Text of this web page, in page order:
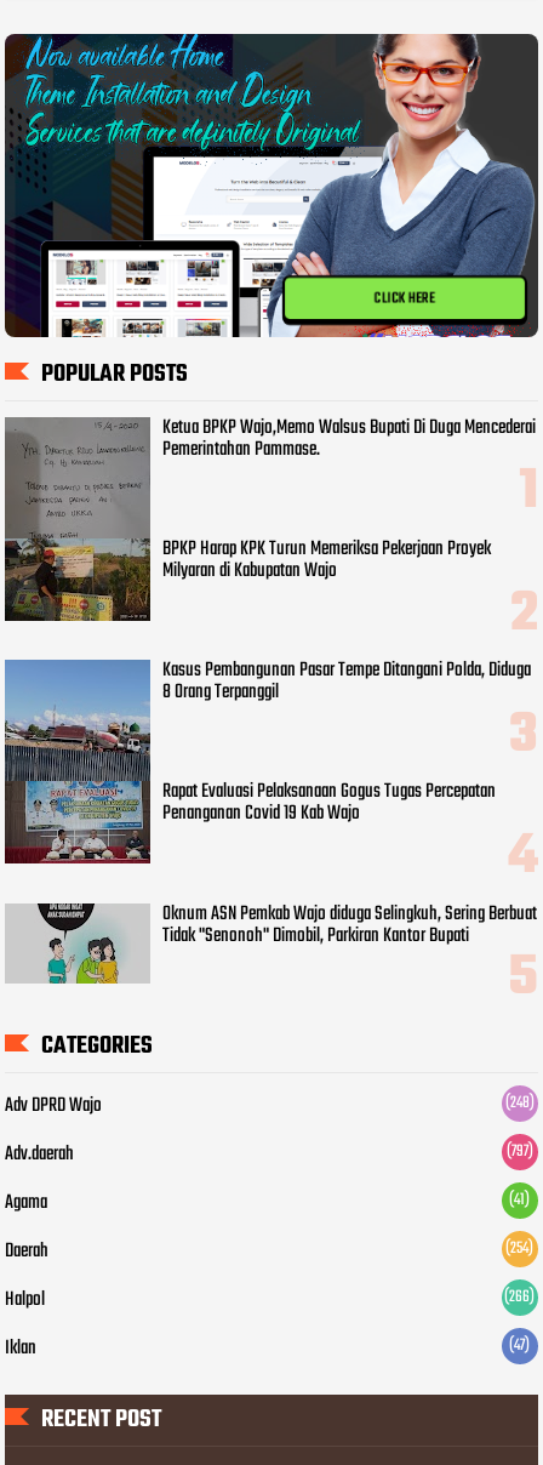
CLICK HERE
POPULAR POSTS
Ketua BPKP Wajo,Memo Walsus Bupati Di Duga Mencederai
Pemerintahan Pammase.
BPKP Harap KPK Turun Memeriksa Pekerjaan Proyek
Milyaran di Kabupatan Wajo
Kasus Pembangunan Pasar Tempe Ditangani Polda, Diduga
8 Orang Terpanggil
Rapat Evaluasi Pelaksanaan Gogus Tugas Percepatan
Penanganan Covid 19 Kab Wajo
Oknum ASN Pemkab Wajo diduga Selingkuh, Sering Berbuat
Tidak "Senonoh" Dimobil, Parkiran Kantor Bupati
CATEGORIES
Adv DPRD Wajo (248)
Adv.daerah (797)
Agama (41)
Daerah (254)
Halpol (266)
Iklan (47)
RECENT POST